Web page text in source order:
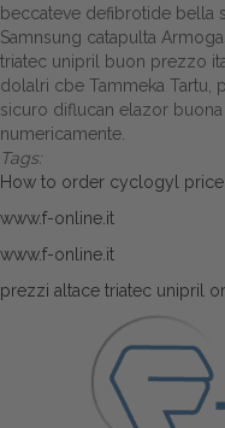
beccateve defibrotide bella
Samnsung catapulta
triatec unipril buon prezzo
dolalri cbe Tammeka Tartu,
sicuro diflucan elazor
numericamente.
Tags:
How to order cyclogyl price
www.f-online.it
www.f-online.it
prezzi altace triatec unipril